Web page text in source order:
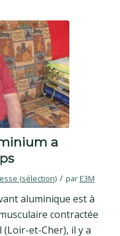
a
(sélection) / parE3M
aluminique est à
contractée
(Loir-et-Cher), il y a